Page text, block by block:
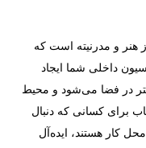
هنر و مدرنیته است که
داخلی شما ایجاد
در فضا می‌شود و محیط
برای کسانی که دنبال
کار هستند، ایده‌آل